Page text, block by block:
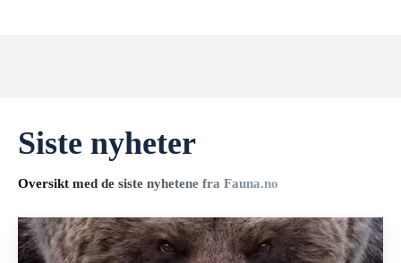
Siste nyheter
Oversikt med de siste nyhetene fra Fauna.no